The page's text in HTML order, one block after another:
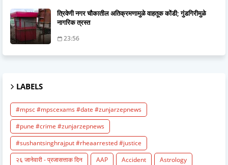
त्रिवेणी नगर चौकातील अतिक्रमणामुळे वाहतूक कोंडी; गुंडगिरीमुळे
नागरिक त्रस्त
23:56
LABELS
#mpsc #mpscexams #date #zunjarzepnews
#pune #crime #zunjarzepnews
#sushantsinghrajput #rheaarrested #justice
२६ जानेवारी - प्रजासत्ताक दिन
AAP Accident
Astrology